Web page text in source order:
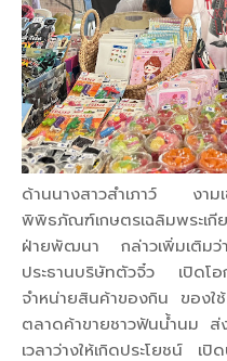
ด้านนางสาวสำเภาว์ งา
พิพิธภัณฑ์เกษตรเฉลิมพระเกี
ฝ่ายพัฒนา กล่าวเพิ่มเติมว่
ประธานบริษัทตัวจิ๋ว เปิดโอ
จำหน่ายสินค้าของกิน ของ
ตลาดค้าขายชาวฟันน้ำนม ส่ง
เวลาว่างให้เกิดประโยชน์ เ